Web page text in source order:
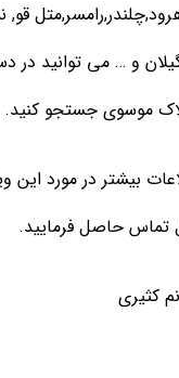
و … می توانید در
موسوی جستجو کنید.
بیشتر در مورد این
تماس حاصل فرمایید.